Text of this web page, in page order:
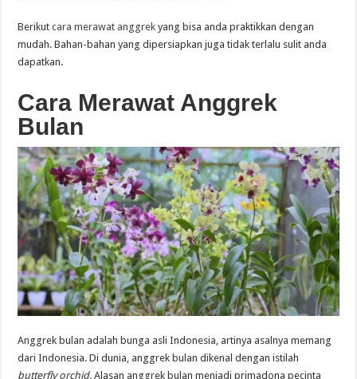
Berikutcara merawat anggrek yang bisa anda praktikkan dengan
mudah. Bahan-bahan yang dipersiapkan juga tidak terlalu sulit anda
dapatkan.
Cara Merawat Anggrek
Bulan
Anggrek bulan adalah bunga asli Indonesia, artinya asalnya memang
dari Indonesia. Di dunia, anggrek bulan dikenal dengan istilah
butterfly orchid.Alasan anggrek bulan menjadi primadona pecinta